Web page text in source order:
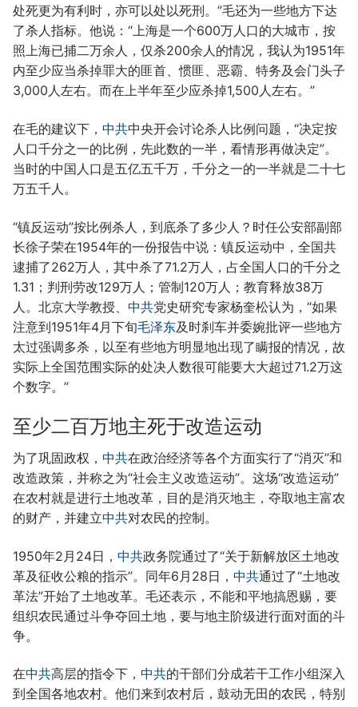
处死更为有利时，亦可以处以死刑。”毛还为一些地方下达
了杀人指标。他说：“上海是一个600万人口的大城市，按
照上海已捕二万余人，仅杀200余人的情况，我认为1951年
内至少应当杀掉罪大的匪首、惯匪、恶霸、特务及会门头子
3,000人左右。而在上半年至少应杀掉1,500人左右。”
在毛的建议下， 中共中央开会讨论杀人比例问题，“决定按
人口千分之一的比例，先此数的一半，看情形再做决定”。
当时的中国人口是五亿五千万，千分之一的一半就是二十七
万五千人。
“镇反运动”按比例杀人，到底杀了多少人？时任公安部副部
长徐子荣在1954年的一份报告中说：镇反运动中，全国共
逮捕了262万人，其中杀了71.2万人，占全国人口的千分之
1.31；判刑劳改129万人；管制120万人；教育释放38万
人。北京大学教授、 中共党史研究专家杨奎松认为，“如果
注意到1951年4月下旬毛泽东及时刹车并委婉批评一些地方
太过强调多杀，以至有些地方明显地出现了瞒报的情况，故
实际上全国范围实际的处决人数很可能要大大超过71.2万这
个数字。”
至少二百万地主死于改造运动
为了巩固政权， 中共在政治经济等各个方面实行了“消灭”和
改造政策，并称之为“社会主义改造运动”。这场“改造运动”
在农村就是进行土地改革，目的是消灭地主，夺取地主富农
的财产，并建立中共对农民的控制。
1950年2月24日， 中共政务院通过了“关于新解放区土地改
革及征收公粮的指示”。同年6月28日， 中共通过了“土地改
革法”开始了土地改革。毛还表示，不能和平地搞恩赐，要
组织农民通过斗争夺回土地，要与地主阶级进行面对面的斗
争。
在中共高层的指令下， 中共的干部们分成若干工作小组深入
到全国各地农村。他们来到农村后，鼓动无田的农民，特别